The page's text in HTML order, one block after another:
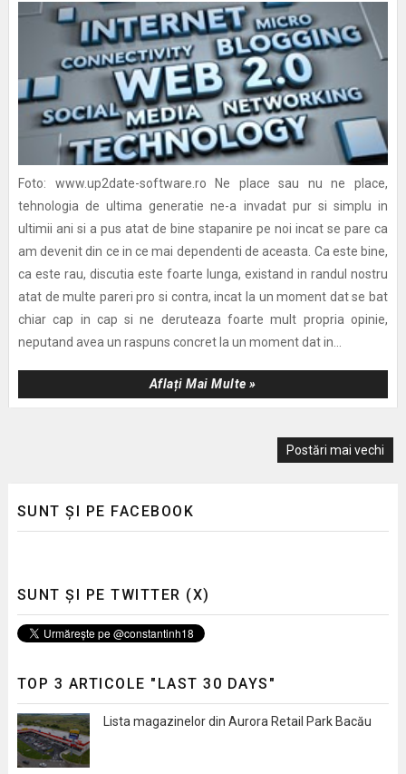
Foto: www.up2date-software.ro Ne place sau nu ne place,
tehnologia de ultima generatie ne-a invadat pur si simplu in
ultimii ani si a pus atat de bine stapanire pe noi incat se pare ca
am devenit din ce in ce mai dependenti de aceasta. Ca este bine,
ca este rau, discutia este foarte lunga, existand in randul nostru
atat de multe pareri pro si contra, incat la un moment dat se bat
chiar cap in cap si ne deruteaza foarte mult propria opinie,
neputand avea un raspuns concret la un moment dat in...
Aflați Mai Multe »
Postări mai vechi
SUNT ȘI PE FACEBOOK
SUNT ȘI PE TWITTER (X)
TOP 3 ARTICOLE "LAST 30 DAYS"
Lista magazinelor din Aurora Retail Park Bacău